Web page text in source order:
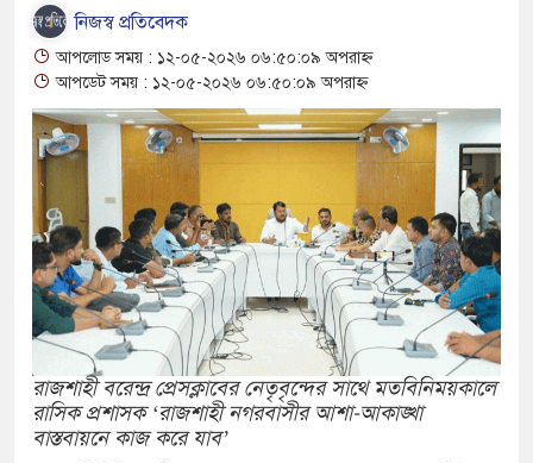
ক্রীড়াবিদদের জন্য আন্তর্জাতিক মানের জাতীয়
আয়োজন করবে সরকার
সিদ্ধান্তের বার্তা রিয়ালের, চুক্তি নবায়নে জোর
লোকশিল্পী স্বাগত দে আর নেই, শোকের ছায়া বাংলা
বাংলাদেশিদের সতর্ক করল ঢাকাস্থ ভারতীয়
নিজস্ব প্রতিবেদক
আপলোড সময় : ১২-০৫-২০২৬ ০৬:৫০:০৯ অপরাহ্ন
আপডেট সময় : ১২-০৫-২০২৬ ০৬:৫০:০৯ অপরাহ্ন
রাজশাহী বরেন্দ্র প্রেসক্লাবের নেতৃবৃন্দের সাথে মতবিনিময়কালে
রাসিক প্রশাসক ‘রাজশাহী নগরবাসীর আশা-আকাঙ্খা
বাস্তবায়নে কাজ করে যাব’